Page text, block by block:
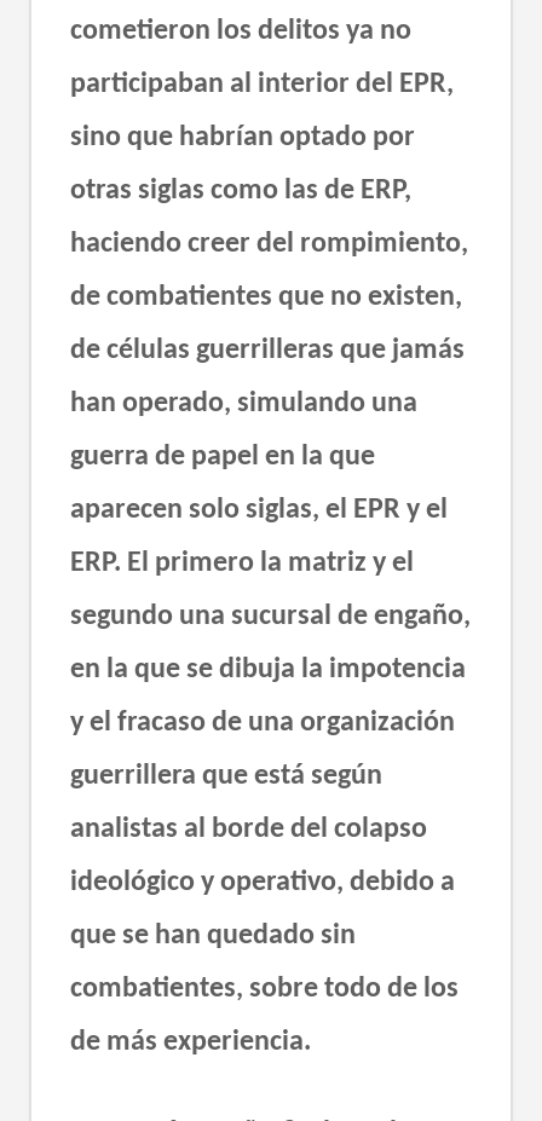
cometieron los delitos ya no
participaban al interior del EPR,
sino que habrían optado por
otras siglas como las de ERP,
haciendo creer del rompimiento,
de combatientes que no existen,
de células guerrilleras que jamás
han operado, simulando una
guerra de papel en la que
aparecen solo siglas, el EPR y el
ERP. El primero la matriz y el
segundo una sucursal de engaño,
en la que se dibuja la impotencia
y el fracaso de una organización
guerrillera que está según
analistas al borde del colapso
ideológico y operativo, debido a
que se han quedado sin
combatientes, sobre todo de los
de más experiencia.